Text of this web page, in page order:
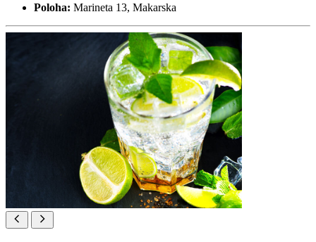
Poloha: Marineta 13, Makarska